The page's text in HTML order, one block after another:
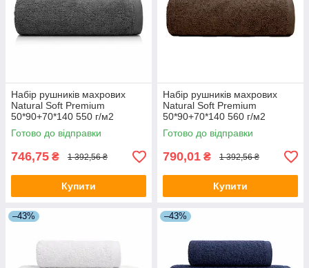
Набір рушників махрових
Natural Soft Premium
50*90+70*140 550 г/м2
Антрацит
Готово до відправки
746,75 ₴ 1 392,56 ₴
Купити
Набір рушників махрових
Natural Soft Premium
50*90+70*140 560 г/м2
Коричневий
Готово до відправки
790,01 ₴ 1 392,56 ₴
Купити
–43% –43%